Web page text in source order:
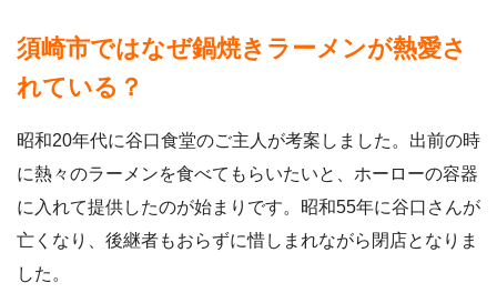
須崎市ではなぜ鍋焼きラーメンが熱愛さ
れている？
昭和20年代に谷口食堂のご主人が考案しました。出前の時
に熱々のラーメンを食べてもらいたいと、ホーローの容器
に入れて提供したのが始まりです。昭和55年に谷口さんが
亡くなり、後継者もおらずに惜しまれながら閉店となりま
した。